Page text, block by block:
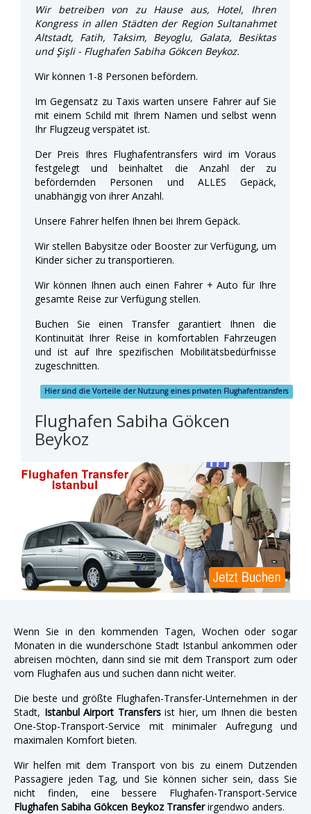
Wir betreiben von zu Hause aus, Hotel, Ihren
Kongress in allen Städten der Region Sultanahmet
Altstadt, Fatih, Taksim, Beyoglu, Galata, Besiktas
und Şişli - Flughafen Sabiha Gökcen Beykoz.
Wir können 1-8 Personen befördern.
Im Gegensatz zu Taxis warten unsere Fahrer auf Sie
mit einem Schild mit Ihrem Namen und selbst wenn
Ihr Flugzeug verspätet ist.
Der Preis Ihres Flughafentransfers wird im Voraus
festgelegt und beinhaltet die Anzahl der zu
befördernden Personen und ALLES Gepäck,
unabhängig von ihrer Anzahl.
Unsere Fahrer helfen Ihnen bei Ihrem Gepäck.
Wir stellen Babysitze oder Booster zur Verfügung, um
Kinder sicher zu transportieren.
Wir können Ihnen auch einen Fahrer + Auto für Ihre
gesamte Reise zur Verfügung stellen.
Buchen Sie einen Transfer garantiert Ihnen die
Kontinuität Ihrer Reise in komfortablen Fahrzeugen
und ist auf Ihre spezifischen Mobilitätsbedürfnisse
zugeschnitten.
Hier sind die Vorteile der Nutzung eines privaten Flughafentransfers
Flughafen Sabiha Gökcen
Beykoz
Wenn Sie in den kommenden Tagen, Wochen oder sogar
Monaten in die wunderschöne Stadt Istanbul ankommen oder
abreisen möchten, dann sind sie mit dem Transport zum oder
vom Flughafen aus und suchen dann nicht weiter.
Die beste und größte Flughafen-Transfer-Unternehmen in der
Stadt, Istanbul Airport Transfersist hier, um Ihnen die besten
One-Stop-Transport-Service mit minimaler Aufregung und
maximalen Komfort bieten.
Wir helfen mit dem Transport von bis zu einem Dutzenden
Passagiere jeden Tag, und Sie können sicher sein, dass Sie
nicht finden, eine bessere Flughafen-Transport-Service
Flughafen Sabiha Gökcen Beykoz Transferirgendwo anders.